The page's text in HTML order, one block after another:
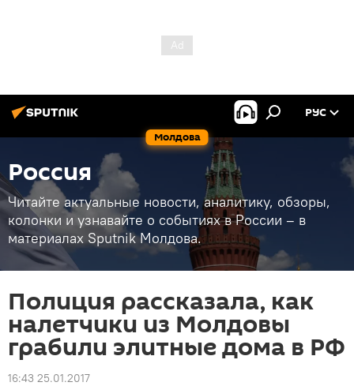
Молдова
РУС
Россия
Читайте актуальные новости, аналитику, обзоры,
колонки и узнавайте о событиях в России – в
материалах Sputnik Молдова.
Полиция рассказала, как
налетчики из Молдовы
грабили элитные дома в РФ
16:43 25.01.2017